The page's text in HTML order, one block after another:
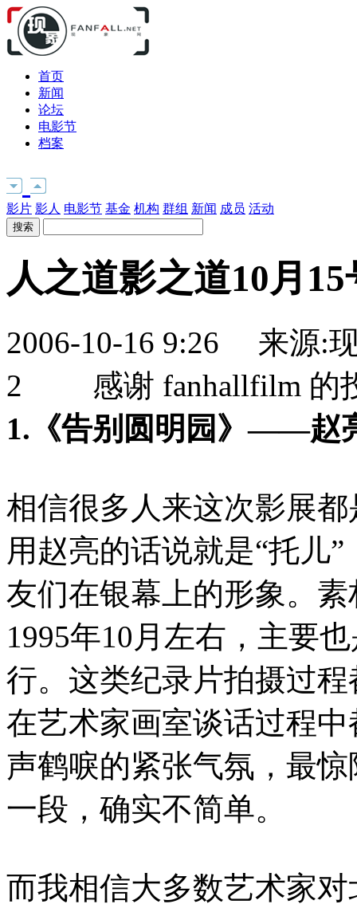
首页
新闻
论坛
电影节
档案
影片 影人 电影节 基金 机构 群组 新闻 成员 活动
人之道影之道10月
2006-10-16 9:26 来源:
2 感谢 fanhallfilm 的
1.《告别圆明园 》——赵
相信很多人来这次影展
用赵亮的话说就是“托儿
友们在银幕上的形象。
1995年10月左右，主要
行。这类纪录片拍摄过
在艺术家画室谈话过程
声鹤唳的紧张气氛，最
一段，确实不简单。
而我相信大多数艺术家